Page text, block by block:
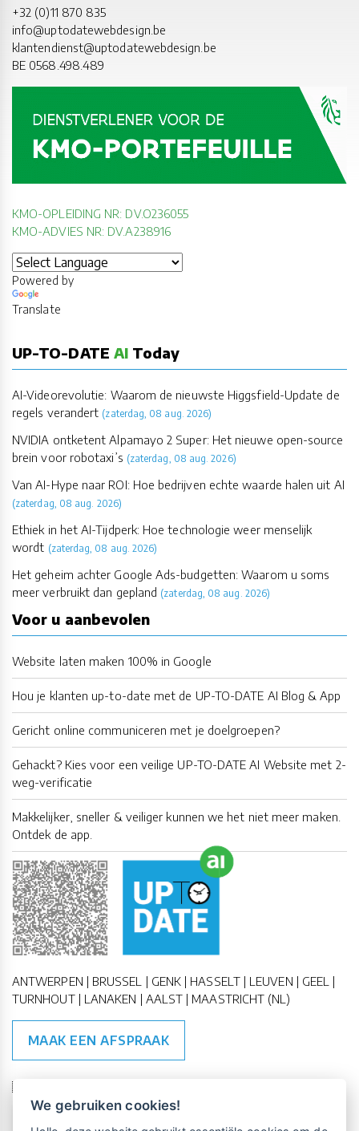
+32 (0)11 870 835
info@uptodatewebdesign.be
klantendienst@uptodatewebdesign.be
BE 0568.498.489
KMO-OPLEIDING NR: DV.O236055
KMO-ADVIES NR: DV.A238916
Powered by
Translate
UP-TO-DATE AI Today
AI-Videorevolutie: Waarom de nieuwste Higgsfield-Update de
regels verandert (zaterdag, 08 aug. 2026)
NVIDIA ontketent Alpamayo 2 Super: Het nieuwe open-source
brein voor robotaxi’s (zaterdag, 08 aug. 2026)
Van AI-Hype naar ROI: Hoe bedrijven echte waarde halen uit AI
(zaterdag, 08 aug. 2026)
Ethiek in het AI-Tijdperk: Hoe technologie weer menselijk
wordt (zaterdag, 08 aug. 2026)
Het geheim achter Google Ads-budgetten: Waarom u soms
meer verbruikt dan gepland (zaterdag, 08 aug. 2026)
Voor u aanbevolen
Website laten maken 100% in Google
Hou je klanten up-to-date met de UP-TO-DATE AI Blog & App
Gericht online communiceren met je doelgroepen?
Gehackt? Kies voor een veilige UP-TO-DATE AI Website met 2-
weg-verificatie
Makkelijker, sneller & veiliger kunnen we het niet meer maken.
Ontdek de app.
ANTWERPEN | BRUSSEL | GENK | HASSELT | LEUVEN | GEEL |
TURNHOUT | LANAKEN | AALST | MAASTRICHT (NL)
MAAK EEN AFSPRAAK
🇪🇺 🇧🇪
We gebruiken cookies!
Vrijblijvende kennismaking?Boek